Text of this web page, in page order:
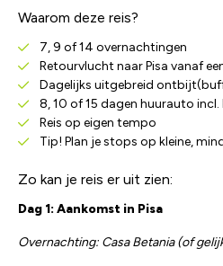
Waarom deze reis?
7, 9 of 14 overnachtingen
Retourvlucht naar Pisa vanaf
Dagelijks uitgebreid
8, 10 of 15 dagen huurauto
Reis op eigen tempo
Tip! Plan je stops op kleine,
Zo kan je reis er uit zien:
Dag 1: Aankomst in Pisa
Overnachting: Casa Betania (of